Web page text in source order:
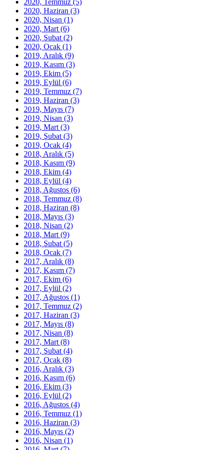
2020, Haziran (3)
2020, Nisan (1)
2020, Mart (6)
2020, Şubat (2)
2020, Ocak (1)
2019, Aralık (9)
2019, Kasım (3)
2019, Ekim (5)
2019, Eylül (6)
2019, Temmuz (7)
2019, Haziran (3)
2019, Mayıs (7)
2019, Nisan (3)
2019, Mart (3)
2019, Şubat (3)
2019, Ocak (4)
2018, Aralık (5)
2018, Kasım (9)
2018, Ekim (4)
2018, Eylül (4)
2018, Ağustos (6)
2018, Temmuz (8)
2018, Haziran (8)
2018, Mayıs (3)
2018, Nisan (2)
2018, Mart (9)
2018, Şubat (5)
2018, Ocak (7)
2017, Aralık (8)
2017, Kasım (7)
2017, Ekim (6)
2017, Eylül (2)
2017, Ağustos (1)
2017, Temmuz (2)
2017, Haziran (3)
2017, Mayıs (8)
2017, Nisan (8)
2017, Mart (8)
2017, Şubat (4)
2017, Ocak (8)
2016, Aralık (3)
2016, Kasım (6)
2016, Ekim (3)
2016, Eylül (2)
2016, Ağustos (4)
2016, Temmuz (1)
2016, Haziran (3)
2016, Mayıs (2)
2016, Nisan (1)